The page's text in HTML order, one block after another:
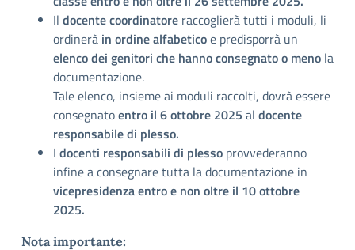
Il docente coordinatore raccoglierà tutti i moduli, li
ordinerà in ordine alfabeticoe predisporrà un
elenco dei genitori che hanno consegnato o meno la
documentazione.
Tale elenco, insieme ai moduli raccolti, dovrà essere
consegnatoentro il 6 ottobre 2025 al docente
responsabile di plesso.
I docenti responsabili di plesso provvederanno
infine a consegnare tutta la documentazione in
vicepresidenzaentro e non oltre il 10 ottobre
2025.
Nota importante: